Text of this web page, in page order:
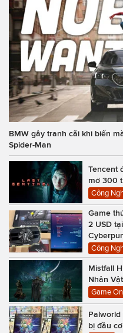
BMW gây tranh cãi khi biến
Spider-Man
Tencent
mở 300
Công
Game
2 USD
Công
Mistfall
Nhân
Game
Palworld
bị đầu